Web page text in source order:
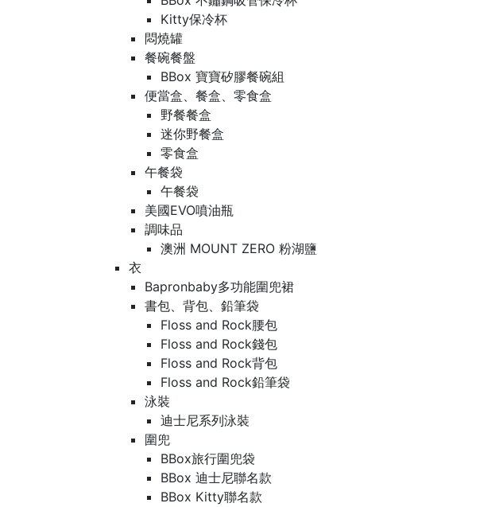
Kitty保冷杯
悶燒罐
餐碗餐盤
BBox 寶寶矽膠餐碗組
便當盒、餐盒、零食盒
野餐餐盒
迷你野餐盒
零食盒
午餐袋
午餐袋
美國EVO噴油瓶
調味品
澳洲 MOUNT ZERO 粉湖鹽
衣
Bapronbaby多功能圍兜裙
書包、背包、鉛筆袋
Floss and Rock腰包
Floss and Rock錢包
Floss and Rock背包
Floss and Rock鉛筆袋
泳裝
迪士尼系列泳裝
圍兜
BBox旅行圍兜袋
BBox 迪士尼聯名款
BBox Kitty聯名款